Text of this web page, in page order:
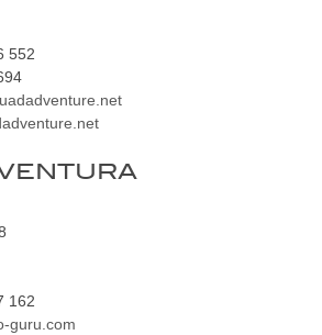
552
162
guru.com